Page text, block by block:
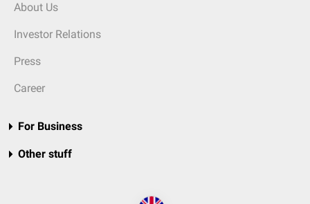
About Us
Investor Relations
Press
Career
For Business
Other stuff